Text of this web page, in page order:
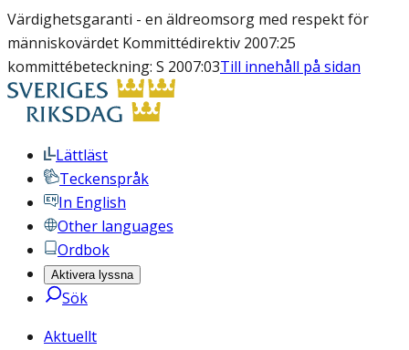
Värdighetsgaranti - en äldreomsorg med respekt för
människovärdet Kommittédirektiv 2007:25
kommittébeteckning: S 2007:03Till innehåll på sidan
Lättläst
Teckenspråk
In English
Other languages
Ordbok
Aktivera lyssna
Sök
Aktuellt